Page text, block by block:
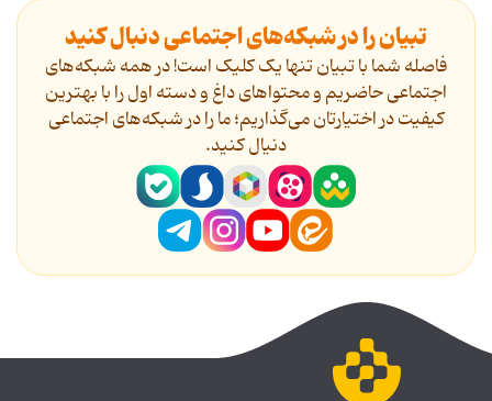
تبیان را در شبکه‌های اجتماعی دنبال کنید
فاصله شما با تبیان تنها یک کلیک است! در همه شبکه‌های
اجتماعی حاضریم و محتواهای داغ و دسته اول را با بهترین
کیفیت در اختیارتان می‌گذاریم؛ ما را در شبکه‌های اجتماعی
دنیال کنید.